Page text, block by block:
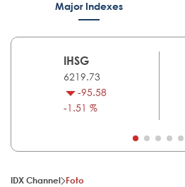
Major Indexes
IHSG
6219.73
-95.58
-1.51 %
IDX Channel Foto